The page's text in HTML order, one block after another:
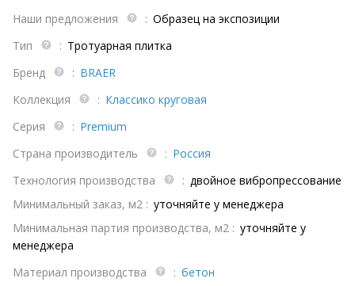
Наши предложения
: Образец на экспозиции
Тип
: Тротуарная плитка
Бренд
: BRAER
Коллекция
: Классико круговая
Серия
: Premium
Страна производитель
: Россия
Технология производства
: двойное вибропрессование
Минимальный заказ, м2 : уточняйте у менеджера
Минимальная партия производства, м2 : уточняйте у
менеджера
Материал производства
: бетон